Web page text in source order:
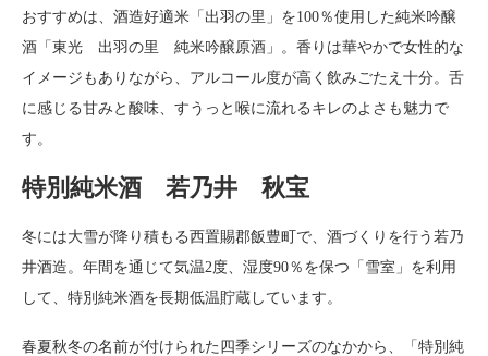
おすすめは、酒造好適米「出羽の里」を100％使用した純米吟醸
酒「東光 出羽の里 純米吟醸原酒」。香りは華やかで女性的な
イメージもありながら、アルコール度が高く飲みごたえ十分。舌
に感じる甘みと酸味、すうっと喉に流れるキレのよさも魅力で
す。
特別純米酒 若乃井 秋宝
冬には大雪が降り積もる西置賜郡飯豊町で、酒づくりを行う若乃
井酒造。年間を通じて気温2度、湿度90％を保つ「雪室」を利用
して、特別純米酒を長期低温貯蔵しています。
春夏秋冬の名前が付けられた四季シリーズのなかから、「特別純